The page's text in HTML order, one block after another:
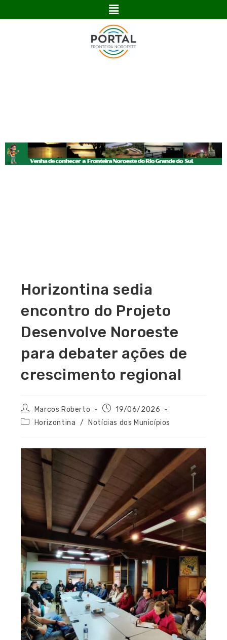
Horizontina sedia
encontro do Projeto
Desenvolve Noroeste
para debater ações de
crescimento regional
Marcos Roberto
19/06/2026
Horizontina / Notícias dos Municípios